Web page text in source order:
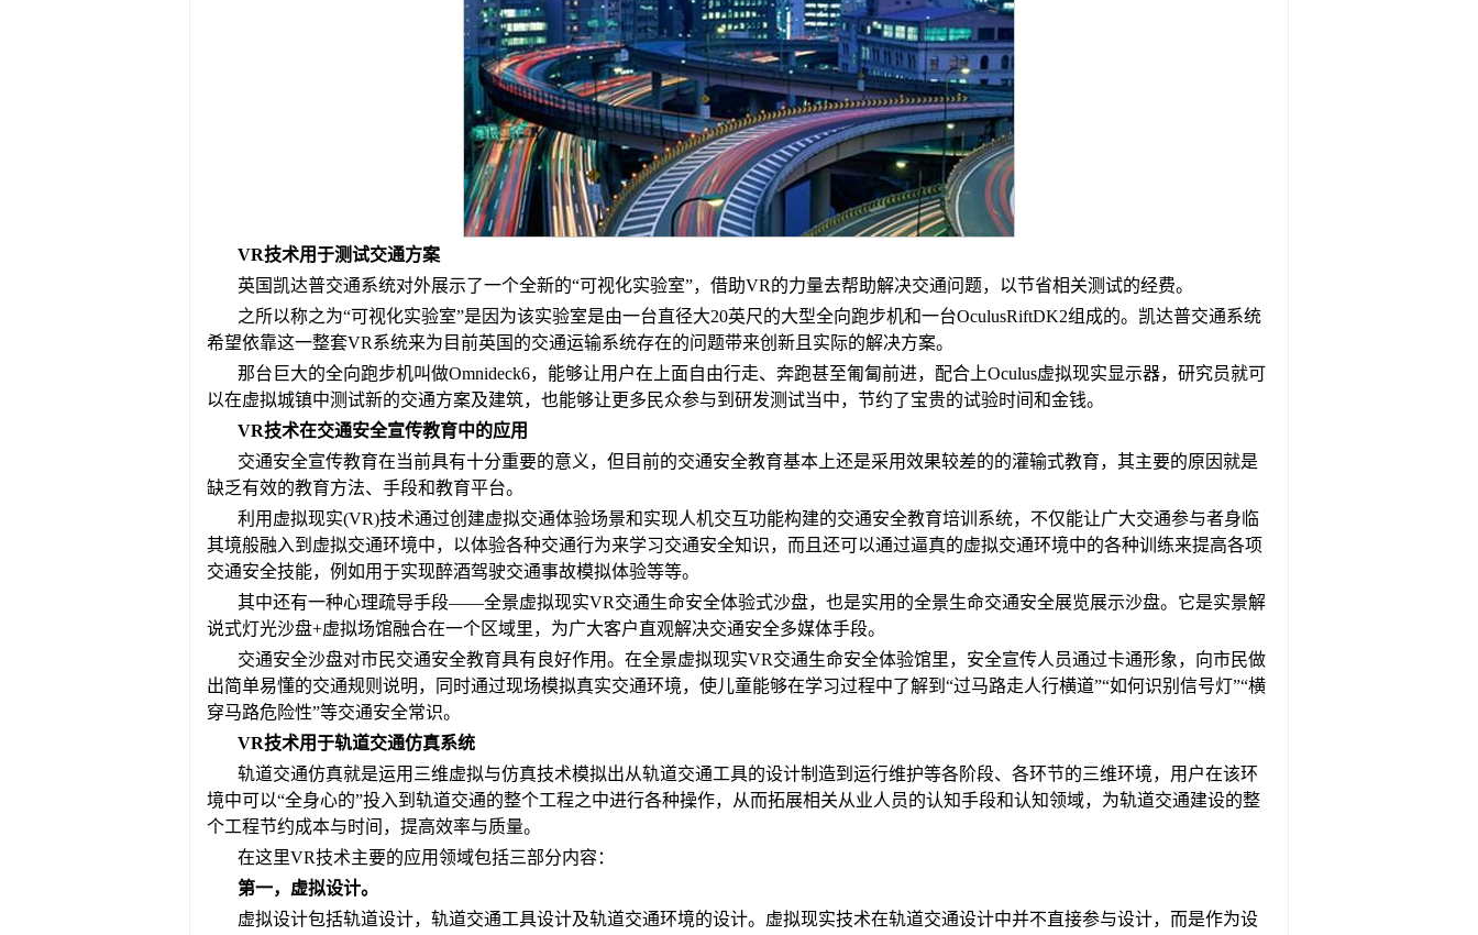
VR技术用于测试交通方案
英国凯达普交通系统对外展示了一个全新的“可视化实验室”，借助VR的力量去帮助解决交通问题，以节省相关测试的经费。
之所以称之为“可视化实验室”是因为该实验室是由一台直径大20英尺的大型全向跑步机和一台OculusRiftDK2组成的。凯达普交通系统
希望依靠这一整套VR系统来为目前英国的交通运输系统存在的问题带来创新且实际的解决方案。
那台巨大的全向跑步机叫做Omnideck6，能够让用户在上面自由行走、奔跑甚至匍匐前进，配合上Oculus虚拟现实显示器，研究员就可
以在虚拟城镇中测试新的交通方案及建筑，也能够让更多民众参与到研发测试当中，节约了宝贵的试验时间和金钱。
VR技术在交通安全宣传教育中的应用
交通安全宣传教育在当前具有十分重要的意义，但目前的交通安全教育基本上还是采用效果较差的的灌输式教育，其主要的原因就是
缺乏有效的教育方法、手段和教育平台。
利用虚拟现实(VR)技术通过创建虚拟交通体验场景和实现人机交互功能构建的交通安全教育培训系统，不仅能让广大交通参与者身临
其境般融入到虚拟交通环境中，以体验各种交通行为来学习交通安全知识，而且还可以通过逼真的虚拟交通环境中的各种训练来提高各项
交通安全技能，例如用于实现醉酒驾驶交通事故模拟体验等等。
其中还有一种心理疏导手段——全景虚拟现实VR交通生命安全体验式沙盘，也是实用的全景生命交通安全展览展示沙盘。它是实景解
说式灯光沙盘+虚拟场馆融合在一个区域里，为广大客户直观解决交通安全多媒体手段。
交通安全沙盘对市民交通安全教育具有良好作用。在全景虚拟现实VR交通生命安全体验馆里，安全宣传人员通过卡通形象，向市民做
出简单易懂的交通规则说明，同时通过现场模拟真实交通环境，使儿童能够在学习过程中了解到“过马路走人行横道”“如何识别信号灯”“横
穿马路危险性”等交通安全常识。
VR技术用于轨道交通仿真系统
轨道交通仿真就是运用三维虚拟与仿真技术模拟出从轨道交通工具的设计制造到运行维护等各阶段、各环节的三维环境，用户在该环
境中可以“全身心的”投入到轨道交通的整个工程之中进行各种操作，从而拓展相关从业人员的认知手段和认知领域，为轨道交通建设的整
个工程节约成本与时间，提高效率与质量。
在这里VR技术主要的应用领域包括三部分内容：
第一，虚拟设计。
虚拟设计包括轨道设计，轨道交通工具设计及轨道交通环境的设计。虚拟现实技术在轨道交通设计中并不直接参与设计，而是作为设